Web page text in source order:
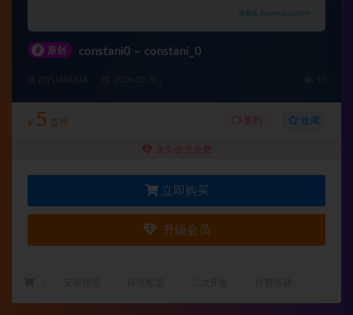
# 原创 constani0 – constani_0
ZIYUANGUA
¥ 5 瓜币 签到 收藏
永久会员免费
立即购买
升级会员